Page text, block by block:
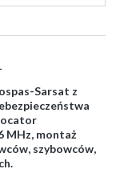
Sarsat z
MHz, montaż
szybowców,